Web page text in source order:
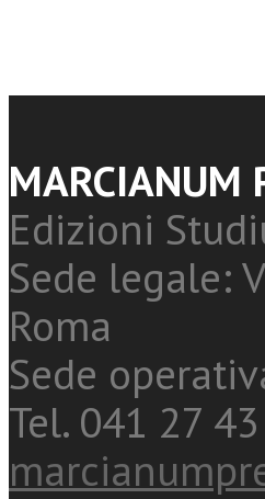
MARCIANUM
Edizioni
Sede legale:
Roma
Sede
Tel. 041 27